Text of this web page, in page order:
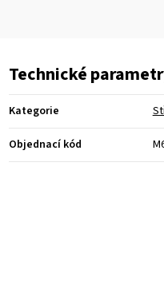
Technické
Kategorie
Objednací kód